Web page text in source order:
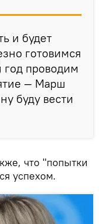
и будет
готовимся
год проводим
— Марш
буду вести
что "попытки
успехом.